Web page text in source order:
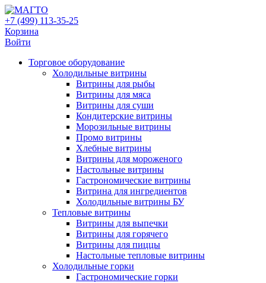
+7 (499) 113-35-25
Корзина
Войти
Свернуть/
развернуть
Торговое оборудованиe
Холодильные витрины
Витрины для рыбы
Витрины для мяса
Витрины для суши
Кондитерские витрины
Морозильные витрины
Промо витрины
Хлебные витрины
Витрины для мороженого
Настольные витрины
Гастрономические витрины
Витрина для ингредиентов
Холодильные витрины БУ
Тепловые витрины
Витрины для выпечки
Витрины для горячего
Витрины для пиццы
Настольные тепловые витрины
Холодильные горки
Гастрономические горки